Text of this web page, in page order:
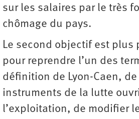
sur les salaires par le très
chômage du pays.
Le second objectif est plus
pour reprendre l’un des
définition de Lyon-Caen,
instruments de la lutte
l’exploitation, de modifier